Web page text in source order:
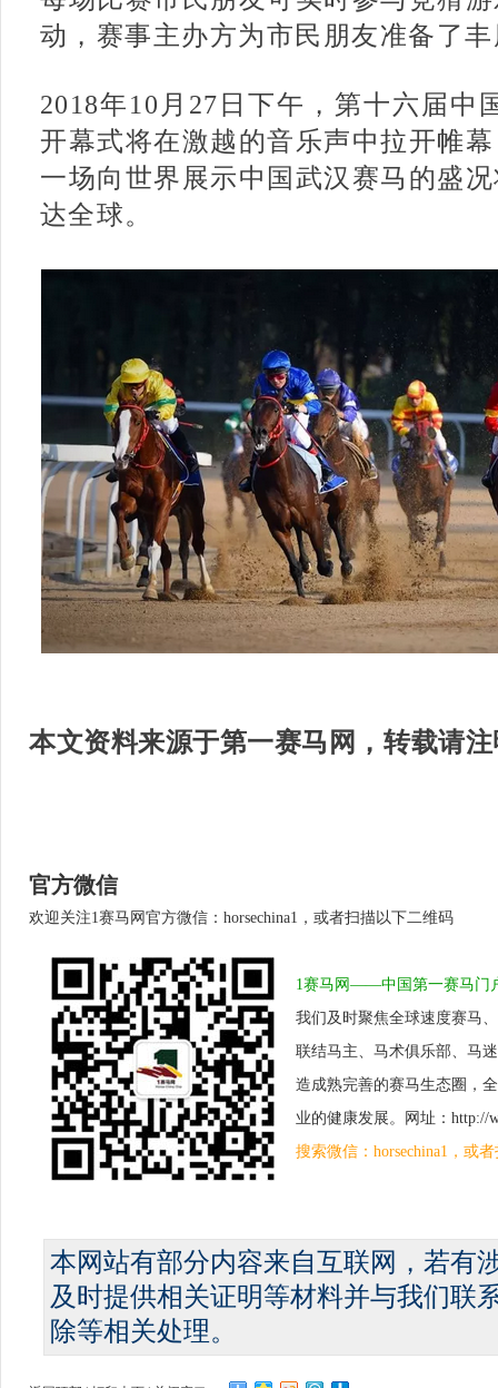
动，赛事主办方为市民朋友准备了
2018年10月27日下午，第十六届中
开幕式将在激越的音乐声中拉开帷
一场向世界展示中国武汉赛马的盛
达全球。
本文资料来源于第一赛马网，转载请
官方微信
欢迎关注1赛马网官方微信：horsechina1，或者扫描以下二维码
1赛马网——中国第一赛马门
我们及时聚焦全球速度赛马
联结马主、马术俱乐部、马
造成熟完善的赛马生态圈，
业的健康发展。网址：http://
搜索微信：horsechina1，或
本网站有部分内容来自互联网，若有
及时提供相关证明等材料并与我们联
除等相关处理。